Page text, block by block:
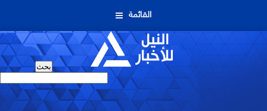
القائمة